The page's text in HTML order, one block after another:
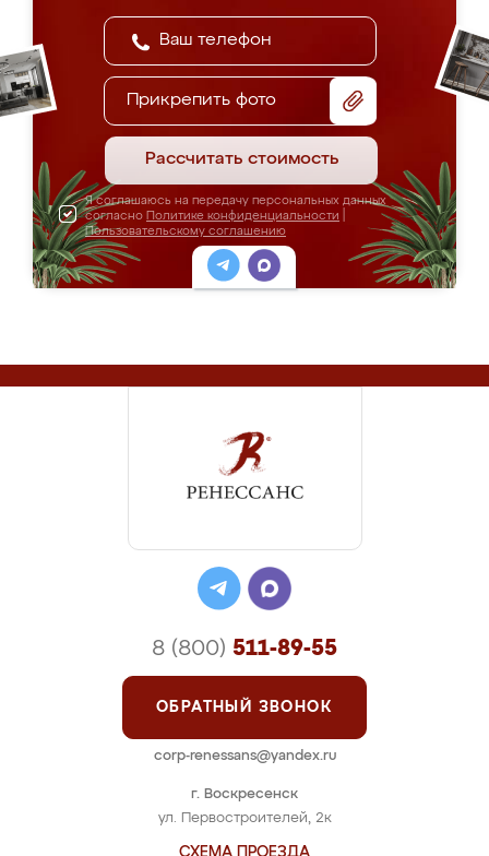
Прикрепить фото
Рассчитать стоимость
Я соглашаюсь на передачу персональных данных
согласно Политике конфиденциальности
Пользовательскому соглашению
г. Воскресенск
ул. Первостроителей, 2к
СХЕМА ПРОЕЗДА
8 (800) 511-89-55
ОБРАТНЫЙ ЗВОНОК
corp-renessans@yandex.ru